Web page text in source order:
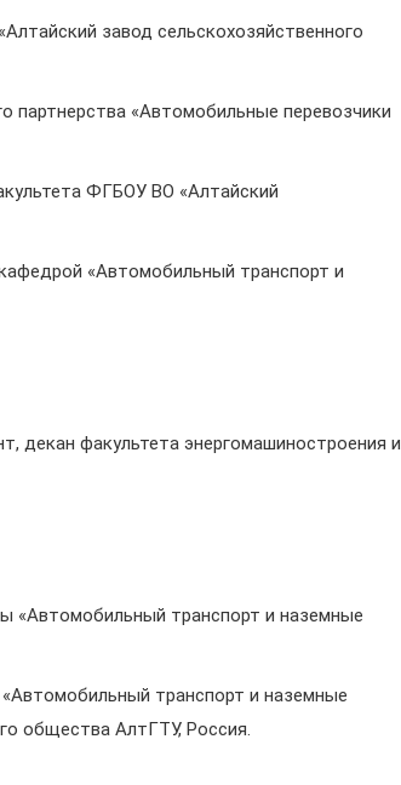
завод сельскохозяйственного
партнерства «Автомобильные перевозчики
ФГБОУ ВО «Алтайский
«Автомобильный транспорт и
декан факультета энергомашиностроения и
«Автомобильный транспорт и наземные
транспорт и наземные
общества АлтГТУ, Россия.